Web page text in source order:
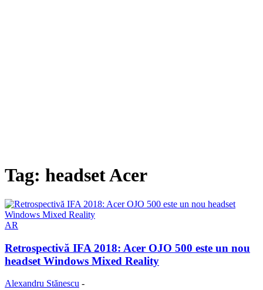
Tag: headset Acer
AR
Retrospectivă IFA 2018: Acer OJO 500 este un nou
headset Windows Mixed Reality
Alexandru Stănescu -